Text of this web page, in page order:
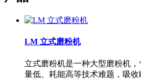
LM 立式磨粉机
立式磨粉机是一种大型磨粉机
量低、耗能高等技术难题，吸